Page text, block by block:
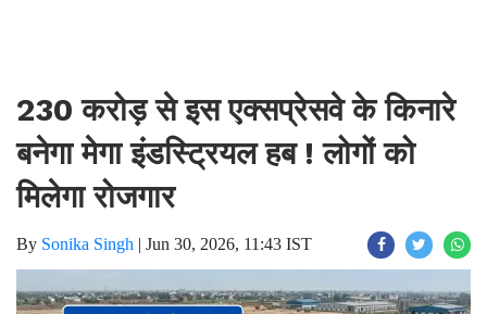
230 करोड़ से इस एक्सप्रेसवे के किनारे
बनेगा मेगा इंडस्ट्रियल हब ! लोगों को
मिलेगा रोजगार
By Sonika Singh | Jun 30, 2026, 11:43 IST